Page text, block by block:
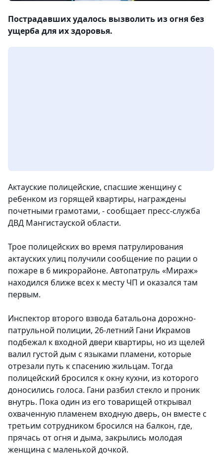
Пострадавших удалось вызволить из огня без
ущерба для их здоровья.
Актауские полицейские, спасшие женщину с
ребенком из горящей квартиры, награждены
почетными грамотами, - сообщает пресс-служба
ДВД Мангистауской области.
Трое полицейских во время патрулирования
актауских улиц получили сообщение по рации о
пожаре в 6 микрорайоне. Автопатруль «Мираж»
находился ближе всех к месту ЧП и оказался там
первым.
Инспектор второго взвода батальона дорожно-
патрульной полиции, 26-летний Гани Икрамов
подбежал к входной двери квартиры, но из щелей
валил густой дым с языками пламени, которые
отрезали путь к спасению жильцам. Тогда
полицейский бросился к окну кухни, из которого
доносились голоса. Гани разбил стекло и проник
внутрь. Пока один из его товарищей открывал
охваченную пламенем входную дверь, он вместе с
третьим сотрудником бросился на балкон, где,
прячась от огня и дыма, закрылись молодая
женщина с маленькой дочкой.